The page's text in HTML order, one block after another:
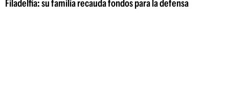
Filadelfia: su familia recauda fondos para la defensa